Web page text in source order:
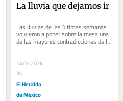
La lluvia que dejamos ir
Las lluvias de las últimas semanas
volvieron a poner sobre la mesa una
de las mayores contradicciones de la
gestión hídrica en México. Tan sólo...
14.07.2026
30
El Heraldo
de México